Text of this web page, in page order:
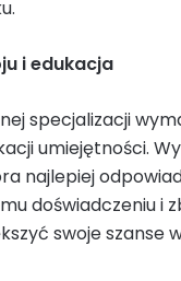
i edukacja
specjalizacji
umiejętności.
najlepiej
doświadczeniu i
swoje szanse